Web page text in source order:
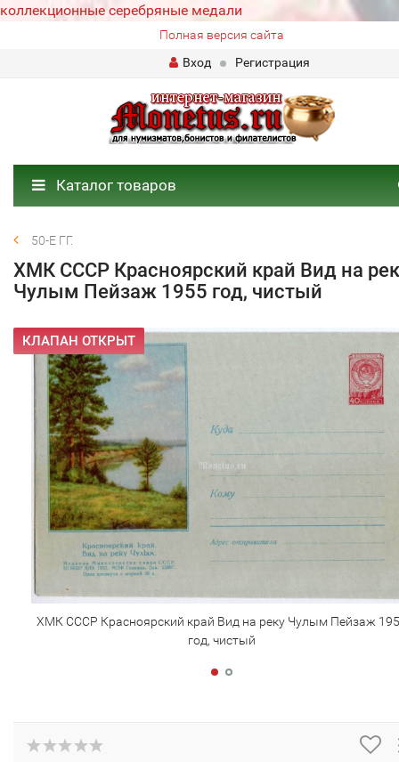
коллекционные серебряные медали
Полная версия сайта
Вход
Регистрация
Каталог товаров
50-Е ГГ.
ХМК СССР Красноярский край Вид на
Чулым Пейзаж 1955 год, чистый
КЛАПАН ОТКРЫТ
ХМК СССР Красноярский край Вид на реку Чулым Пейзаж
год, чистый